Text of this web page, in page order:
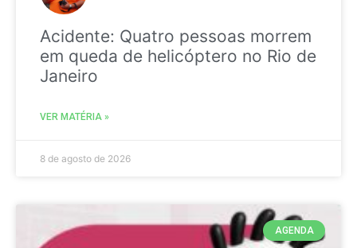
Acidente: Quatro pessoas morrem
em queda de helicóptero no Rio de
Janeiro
VER MATÉRIA »
8 de agosto de 2026
AGENDA